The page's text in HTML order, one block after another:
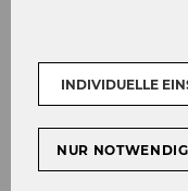
INDIVIDUELLE
NUR